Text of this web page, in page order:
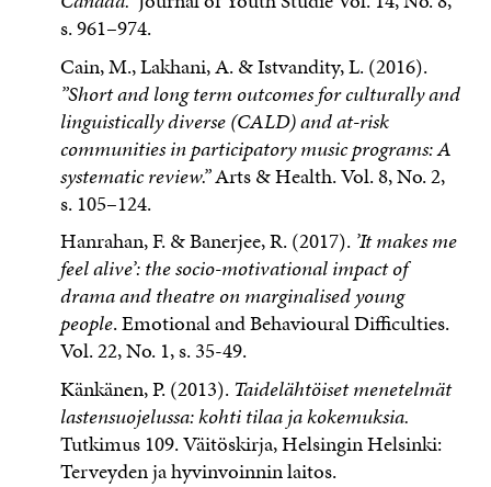
s. 961–974.
Cain, M., Lakhani, A. & Istvandity, L. (2016).
”Short and long term outcomes for culturally and
linguistically diverse (CALD) and at-risk
communities in participatory music programs: A
systematic review.”Arts & Health. Vol. 8, No. 2,
s. 105–124.
Hanrahan, F. & Banerjee, R. (2017). ’It makes me
feel alive’: the socio-motivational impact of
drama and theatre on marginalised young
people. Emotional and Behavioural Difficulties.
Vol. 22, No. 1, s. 35-49.
Känkänen, P. (2013). Taidelähtöiset menetelmät
lastensuojelussa: kohti tilaa ja kokemuksia.
Tutkimus 109. Väitöskirja, Helsingin Helsin­ki:
Terveyden ja hyvinvoinnin laitos.